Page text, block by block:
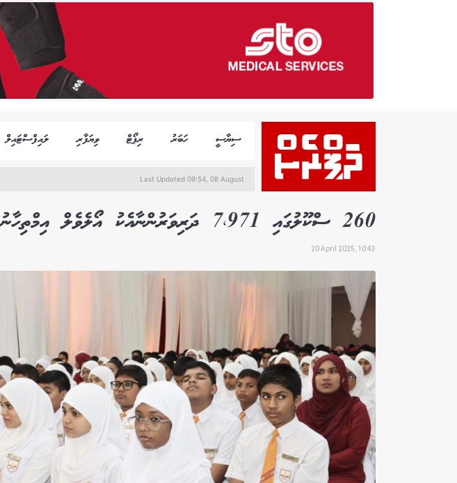
ސިޔާސީ ހަބަރު ރިޕޯޓް ވިޔަފާރި ލައިފްސްޓައިލް
Last Updated 09:54, 08 August
260 ސްކޫލުގައި 7،971 ދަރިވަރުންނާއެކު އޯލެވެލް އިމްތިހާނު ފަށައިފި
20 April 2025, 10:43